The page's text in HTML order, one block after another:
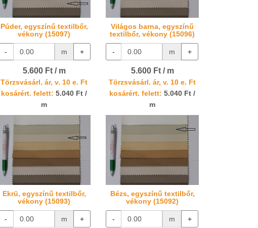
Púder, egyszínű textilbőr,
vékony (15097)
- m +
5.600 Ft / m
Törzsvásárl. ár, v. 10 e. Ft
kosárért. felett: 5.040 Ft /
m
Világos barna, egyszínű
textilbőr, vékony (15096)
- m +
5.600 Ft / m
Törzsvásárl. ár, v. 10 e. Ft
kosárért. felett: 5.040 Ft /
m
Ekrü, egyszínű textilbőr,
vékony (15093)
- m +
Bézs, egyszínű textilbőr,
vékony (15092)
- m +